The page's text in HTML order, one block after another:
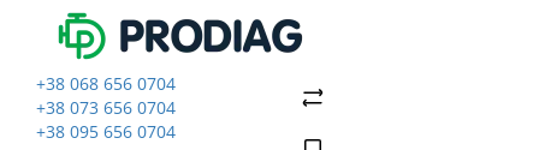
+38 068 656 0704
+38 073 656 0704
+38 095 656 0704